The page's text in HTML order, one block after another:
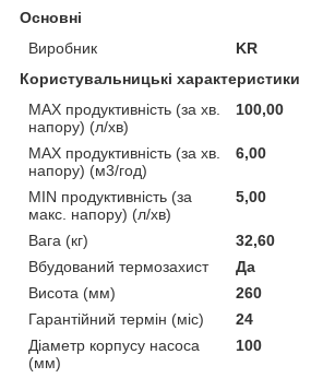
Основні
Виробник
KR
Користувальницькі характеристики
MAX продуктивність (за хв.
напору) (л/хв)
100,00
MAX продуктивність (за хв.
напору) (м3/год)
6,00
MIN продуктивність (за
макс. напору) (л/хв)
5,00
Вага (кг)
32,60
Вбудований термозахист
Да
Висота (мм)
260
Гарантійний термін (міс)
24
Діаметр корпусу насоса
(мм)
100